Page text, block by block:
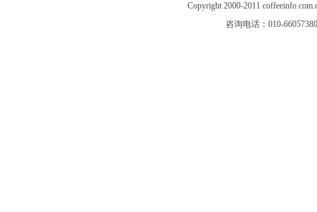
Copyright 2000-2011
咨询电话：010-